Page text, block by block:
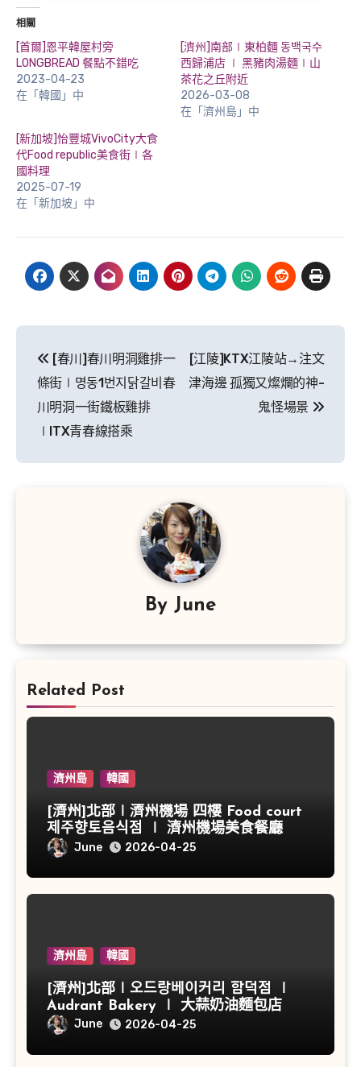
相關
[首爾]恩平韓屋村旁
LONGBREAD 餐點不錯吃
2023-04-23
在「韓國」中
[濟州]南部∣東柏麵 동백국수
西歸浦店 ∣ 黑豬肉湯麵∣山
茶花之丘附近
2026-03-08
在「濟州島」中
[新加坡]怡豐城VivoCity大食
代Food republic美食街∣各
國料理
2025-07-19
在「新加坡」中
章
導
[春川]春川明洞雞排一
條街∣명동1번지닭갈비春
川明洞一街鐵板雞排
∣ITX青春線搭乘
[江陵]KTX江陵站→注文
津海邊 孤獨又燦爛的神-
鬼怪場景
By June
Related Post
濟州島 韓國
[濟州]北部∣濟州機場 四樓 Food court
제주향토음식점 ∣ 濟州機場美食餐廳
June 2026-04-25
濟州島 韓國
[濟州]北部∣오드랑베이커리 함덕점 ∣
Audrant Bakery ∣ 大蒜奶油麵包店
June 2026-04-25